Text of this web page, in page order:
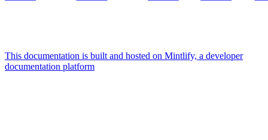
This documentation is built and hosted on Mintlify, a developer
documentation platform